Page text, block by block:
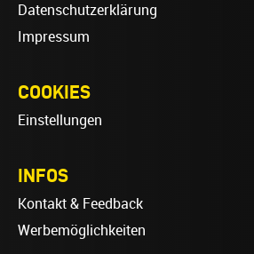
Datenschutzerklärung
Impressum
COOKIES
Einstellungen
INFOS
Kontakt & Feedback
Werbemöglichkeiten